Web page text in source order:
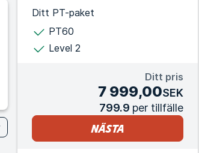
Ditt PT-paket
PT60
Level 2
Ditt pris
7 999,00SEK
799.9 per tillfälle
Nästa